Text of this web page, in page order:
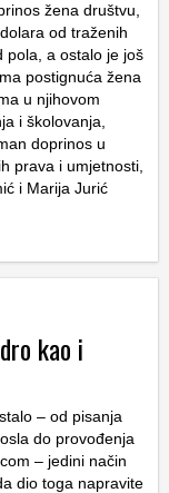
žena društvu,
od traženih
pola, a ostalo je još
postignuća žena
u njihovom
i školovanja,
doprinos u
prava i umjetnosti,
i Marija Jurić
kao i
– od pisanja
do provođenja
– jedini način
dio toga napravite